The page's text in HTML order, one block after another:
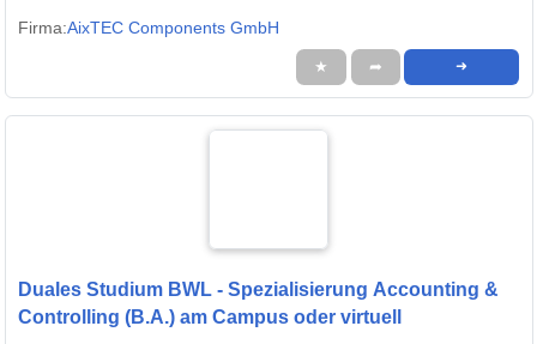
Firma:AixTEC Components GmbH
★ ➦ ➜
Duales Studium BWL - Spezialisierung Accounting &
Controlling (B.A.) am Campus oder virtuell